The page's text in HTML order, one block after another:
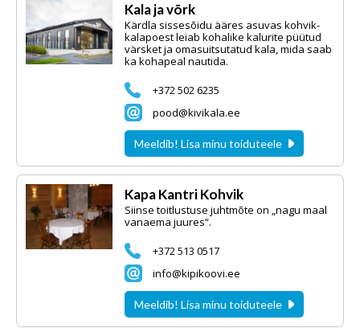
Kala ja võrk
Kärdla sissesõidu ääres asuvas kohvik-
kalapoest leiab kohalike kalurite püütud
värsket ja omasuitsutatud kala, mida saab
ka kohapeal nautida.
+372 502 6235
pood@kivikala.ee
Meeldib! Lisa minu toiduteele
Kapa Kantri Kohvik
Siinse toitlustuse juhtmõte on „nagu maal
vanaema juures“.
+372 513 0517
info@kipikoovi.ee
Meeldib! Lisa minu toiduteele